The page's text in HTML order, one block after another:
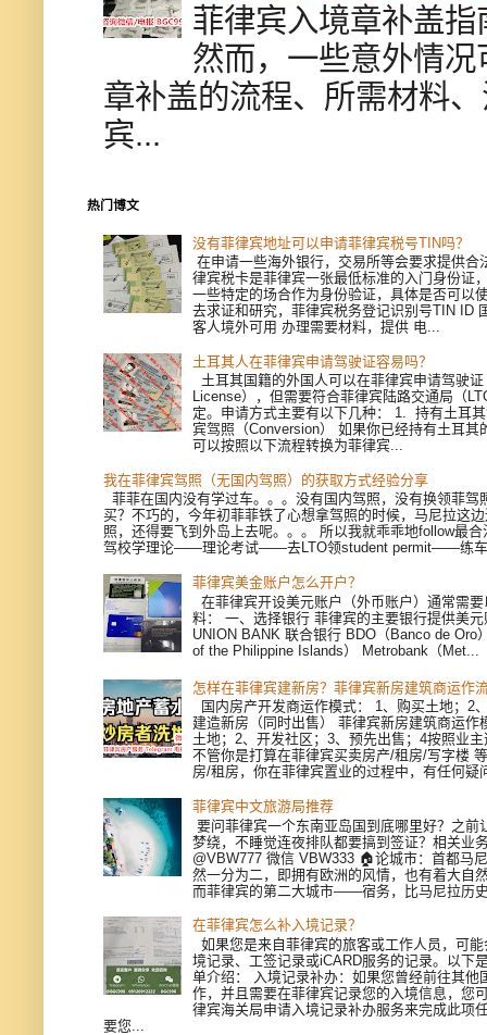
菲律宾入境章补盖
然而，一些意外情
章补盖的流程、所需材料
宾...
热门博文
没有菲律宾地址可以申请菲律宾税号TIN吗？
在申请一些海外银行，交易所等会要求提供合
律宾税卡是菲律宾一张最低标准的入门身份证
一些特定的场合作为身份验证，具体是否可以
去求证和研究，菲律宾税务登记识别号TIN ID
客人境外可用 办理需要材料，提供 电...
土耳其人在菲律宾申请驾驶证容易吗？
土耳其国籍的外国人可以在菲律宾申请驾驶证
License），但需要符合菲律宾陆路交通局（
定。申请方式主要有以下几种： 1. 持有土耳
宾驾照（Conversion） 如果你已经持有土耳其
可以按照以下流程转换为菲律宾...
我在菲律宾驾照（无国内驾照）的获取方式经验分享
菲菲在国内没有学过车。。。没有国内驾照，没有换领菲驾
买？不巧的，今年初菲菲铁了心想拿驾照的时候，马尼拉这
照，还得要飞到外岛上去呢。。。 所以我就乖乖地follow最
驾校学理论——理论考试——去LTO领student permit——练
菲律宾美金账户怎么开户？
在菲律宾开设美元账户（外币账户）通常需
料： 一、选择银行 菲律宾的主要银行提供美
UNION BANK 联合银行 BDO（Banco de Oro
of the Philippine Islands） Metrobank（Met...
怎样在菲律宾建新房？菲律宾新房建筑商运作
国内房产开发商运作模式： 1、购买土地；2
建造新房（同时出售） 菲律宾新房建筑商运作
土地；2、开发社区；3、预先出售；4按照业
不管你是打算在菲律宾买卖房产/租房/写字楼
房/租房，你在菲律宾置业的过程中，有任何疑
菲律宾中文旅游局推荐
要问菲律宾一个东南亚岛国到底哪里好？之前
梦绕，不睡觉连夜排队都要搞到签证？相关业
@VBW777 微信 VBW333 🏠论城市：首都马
然一分为二，即拥有欧洲的风情，也有着大自
而菲律宾的第二大城市——宿务，比马尼拉历
在菲律宾怎么补入境记录？
如果您是来自菲律宾的旅客或工作人员，可
境记录、工签记录或iCARD服务的记录。以下
单介绍： 入境记录补办：如果您曾经前往其他
作，并且需要在菲律宾记录您的入境信息，您
律宾海关局申请入境记录补办服务来完成此项
要您...